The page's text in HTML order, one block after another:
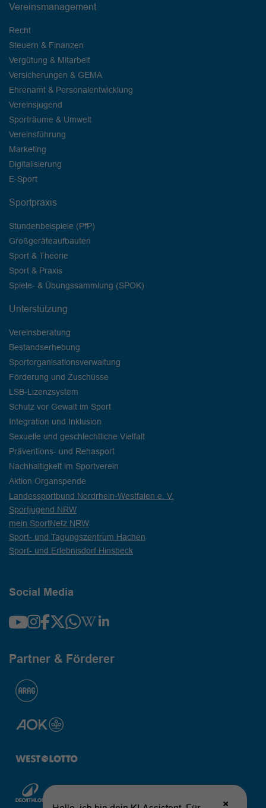
Vereinsmanagement
Recht
Steuern & Finanzen
Vergütung & Mitarbeit
Versicherungen & GEMA
Ehrenamt & Personalentwicklung
Vereinsjugend
Sporträume & Umwelt
Vereinsführung
Marketing
Digitalisierung
E-Sport
Sportpraxis
Stundenbeispiele (PfP)
Großgeräteaufbauten
Sport & Theorie
Sport & Praxis
Spiele- & Übungssammlung (SPOK)
Unterstützung
Vereinsberatung
Bestandserhebung
Sportorganisationsverwaltung
Förderung und Zuschüsse
LSB-Lizenzsystem
Schutz vor Gewalt im Sport
Integration und Inklusion
Sexuelle und geschlechtliche Vielfalt
Präventions- und Rehasport
Nachhaltigkeit im Sportverein
Aktion Organspende
Landessportbund Nordrhein-Westfalen e. V.
Sportjugend NRW
mein SportNetz NRW
Sport- und Tagungszentrum Hachen
Sport- und Erlebnisdorf Hinsbeck
Social Media
Partner & Förderer